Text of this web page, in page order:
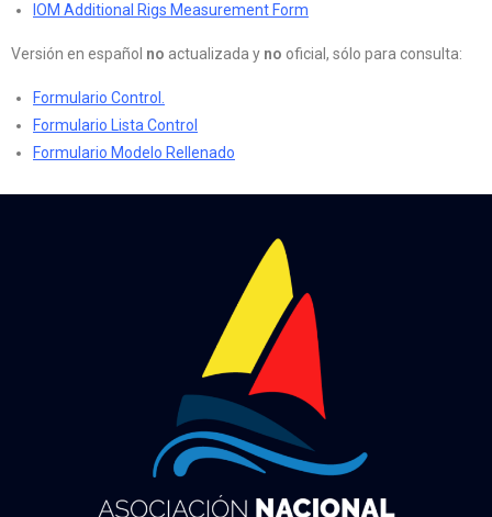
IOM Additional Rigs Measurement Form
Versión en español no actualizada y no oficial, sólo para consulta:
Formulario Control.
Formulario Lista Control
Formulario Modelo Rellenado